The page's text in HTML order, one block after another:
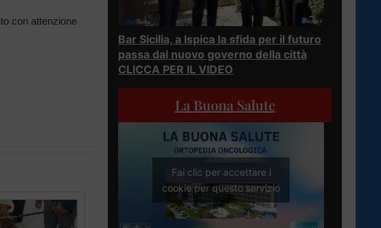
con attenzione
Bar Sicilia, a Ispica la sfida per il futuro
passa dal nuovo governo della città
CLICCA PER IL VIDEO
La Buona Salute
Fai clic per accettare i
cookie per questo servizio